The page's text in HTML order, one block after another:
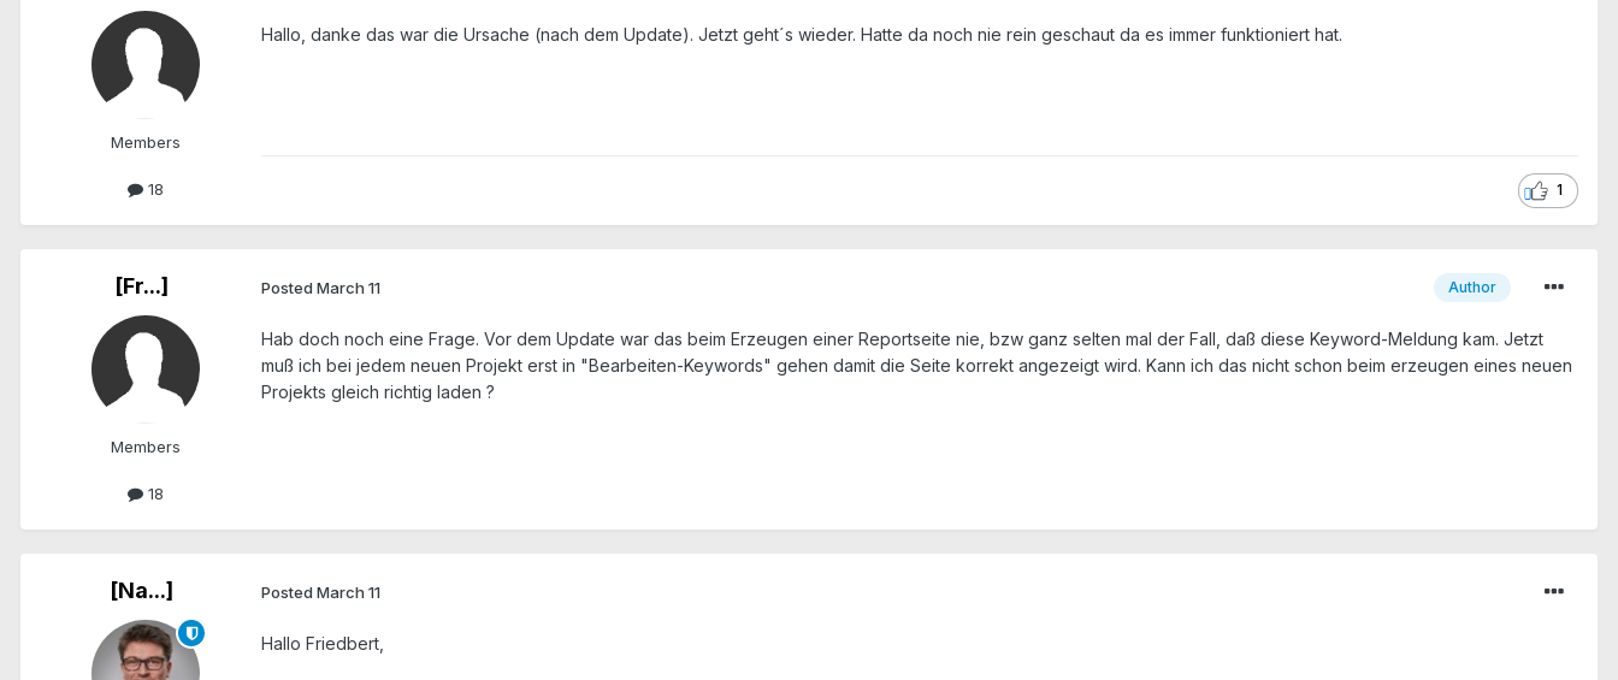
Members
18
Hallo, danke das war die Ursache (nach dem Update). Jetzt geht´s wieder. Hatte da noch nie rein geschaut da es immer funktioniert hat.
1
[Fr...]
Members
18
Author
Posted March 11
Hab doch noch eine Frage. Vor dem Update war das beim Erzeugen einer Reportseite nie, bzw ganz selten mal der Fall, daß diese Keyword-Meldung kam. Jetzt
muß ich bei jedem neuen Projekt erst in "Bearbeiten-Keywords" gehen damit die Seite korrekt angezeigt wird. Kann ich das nicht schon beim erzeugen eines neuen
Projekts gleich richtig laden ?
[Na...] Posted March 11
Hallo Friedbert,